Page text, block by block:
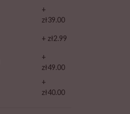
+
zł39.00
+ zł2.99
+
zł49.00
+
zł40.00